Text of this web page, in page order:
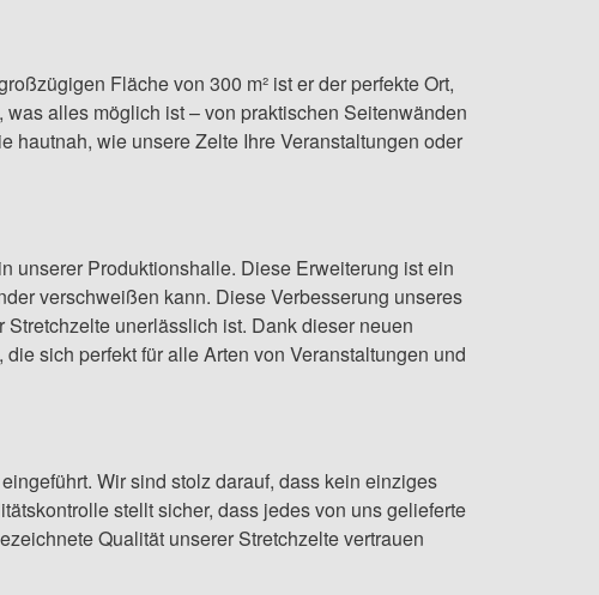
Fläche von 300 m² ist er der perfekte Ort,
alles möglich ist – von praktischen Seitenwänden
hautnah, wie unsere Zelte Ihre Veranstaltungen oder
unserer Produktionshalle. Diese Erweiterung ist ein
verschweißen kann. Diese Verbesserung unseres
unerlässlich ist. Dank dieser neuen
sich perfekt für alle Arten von Veranstaltungen und
Wir sind stolz darauf, dass kein einziges
stellt sicher, dass jedes von uns gelieferte
Qualität unserer Stretchzelte vertrauen